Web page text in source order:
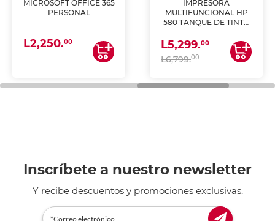
MICROSOFT OFFICE 365
PERSONAL
L2,250.00
IMPRESORA
MULTIFUNCIONAL HP
580 TANQUE DE TINTA
ESCANEA)
L5,299.00
L6,799.00
Inscríbete a nuestro newsletter
Y recibe descuentos y promociones exclusivas.